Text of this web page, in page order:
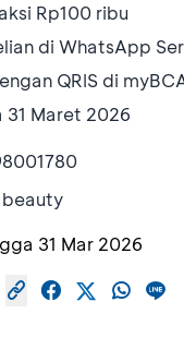
Rp100 ribu
di WhatsApp
QRIS di
31 Maret 2026
31 Mar 2026